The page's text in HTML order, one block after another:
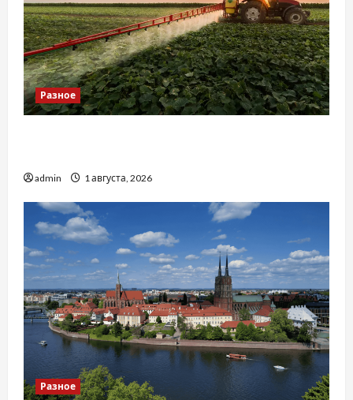
Разное
admin 1 августа, 2026
Разное